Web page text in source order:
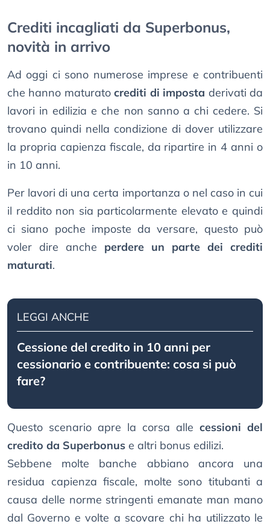
Crediti incagliati da Superbonus,
novità in arrivo
Ad oggi ci sono numerose imprese e contribuenti
che hanno maturatocrediti di imposta derivati da
lavori in edilizia e che non sanno a chi cedere. Si
trovano quindi nella condizione di dover utilizzare
la propria capienza fiscale, da ripartire in 4 anni o
in 10 anni.
Per lavori di una certa importanza o nel caso in cui
il reddito non sia particolarmente elevato e quindi
ci siano poche imposte da versare, questo può
voler dire anche perdere un parte dei crediti
maturati.
LEGGI ANCHE
Cessione del credito in 10 anni per
cessionario e contribuente: cosa si può
fare?
Questo scenario apre la corsa alle cessioni del
credito da Superbonus e altri bonus edilizi.
Sebbene molte banche abbiano ancora una
residua capienza fiscale, molte sono titubanti a
causa delle norme stringenti emanate man mano
dal Governo e volte a scovare chi ha utilizzato le